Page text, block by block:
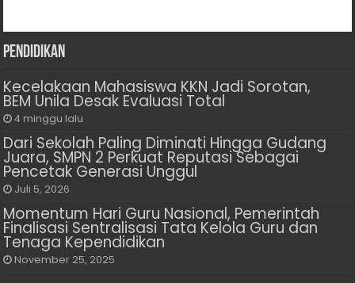
Pendidikan
Kecelakaan Mahasiswa KKN Jadi Sorotan,
BEM Unila Desak Evaluasi Total
4 minggu lalu
Dari Sekolah Paling Diminati Hingga Gudang
Juara, SMPN 2 Perkuat Reputasi Sebagai
Pencetak Generasi Unggul
Juli 5, 2026
Momentum Hari Guru Nasional, Pemerintah
Finalisasi Sentralisasi Tata Kelola Guru dan
Tenaga Kependidikan
November 25, 2025